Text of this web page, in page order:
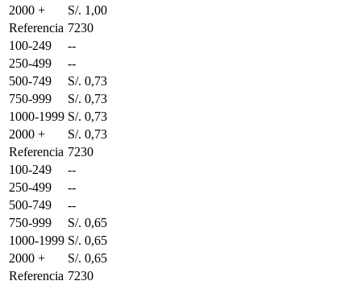
2000 +
S/. 1,00
Referencia 7230
100-249
--
250-499
--
500-749
S/. 0,73
750-999
S/. 0,73
1000-1999 S/. 0,73
2000 +
S/. 0,73
Referencia 7230
100-249
--
250-499
--
500-749
--
750-999
S/. 0,65
1000-1999 S/. 0,65
2000 +
S/. 0,65
Referencia 7230